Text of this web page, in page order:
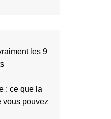
les 9
: ce que la
vous pouvez